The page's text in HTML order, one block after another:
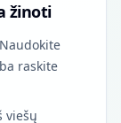
žinoti
raskite
viešų